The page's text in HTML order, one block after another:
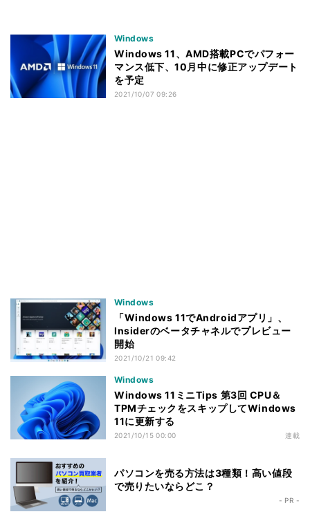
Windows
Windows 11、AMD搭載PCでパフォー
マンス低下、10月中に修正アップデート
を予定
2021/10/07 09:26
Windows
「Windows 11でAndroidアプリ」、
Insiderのベータチャネルでプレビュー
開始
2021/10/21 09:42
Windows
Windows 11ミニTips 第3回 CPU＆
TPMチェックをスキップしてWindows
11に更新する
2021/10/15 00:00 連載
パソコンを売る方法は3種類！高い値段
で売りたいならどこ？
- PR -